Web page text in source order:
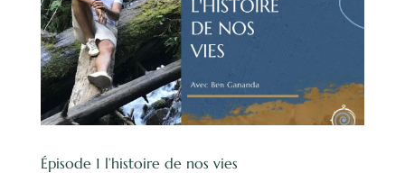
Épisode 1 l’histoire de nos vies